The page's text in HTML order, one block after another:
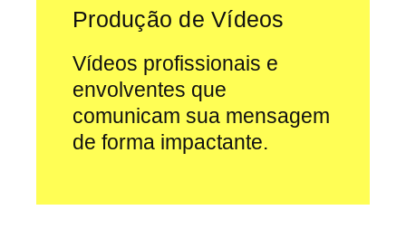
Produção de Vídeos
Vídeos profissionais e
envolventes que
comunicam sua mensagem
de forma impactante.